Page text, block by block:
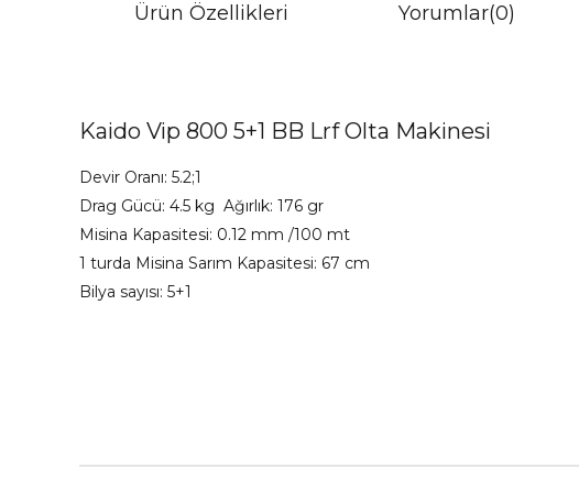
Ürün Özellikleri Yorumlar(0)
Kaido Vip 800 5+1 BB Lrf Olta Makinesi
Devir Oranı: 5.2;1
Drag Gücü: 4.5 kg Ağırlık: 176 gr
Misina Kapasitesi: 0.12 mm /100 mt
1 turda Misina Sarım Kapasitesi: 67 cm
Bilya sayısı: 5+1